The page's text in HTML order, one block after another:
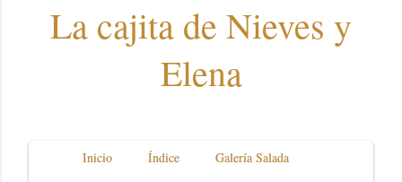
La cajita de Nieves y
Elena
Inicio Índice
Galería Salada